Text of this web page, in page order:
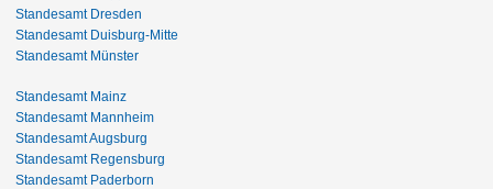
Standesamt Dresden
Standesamt Duisburg-Mitte
Standesamt Münster
Standesamt Mainz
Standesamt Mannheim
Standesamt Augsburg
Standesamt Regensburg
Standesamt Paderborn